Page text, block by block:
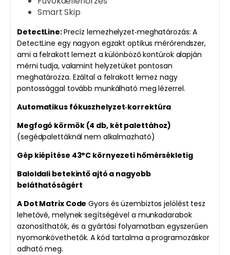
Smart Skip
DetectLine:Precíz lemezhelyzet‑meghatározás: A
DetectLine egy nagyon egzakt optikus mérőrendszer,
ami a felrakott lemezt a különböző kontúrok alapján
mérni tudja, valamint helyzetüket pontosan
meghatározza. Ezáltal a felrakott lemez nagy
pontossággal tovább munkálható meg lézerrel.
Automatikus fókuszhelyzet‑korrektúra
Megfogó körmök (4 db, két palettához)
(segédpalettáknál nem alkalmazható)
Gép kiépítése 43°C környezeti hőmérsékletig
Baloldali betekintő ajtó a nagyobb
beláthatóságért
A Dot Matrix Code Gyors és üzembiztos jelölést tesz
lehetővé, melynek segítségével a munkadarabok
azonosíthatók, és a gyártási folyamatban egyszerűen
nyomonkövethetők. A kód tartalma a programozáskor
adható meg.